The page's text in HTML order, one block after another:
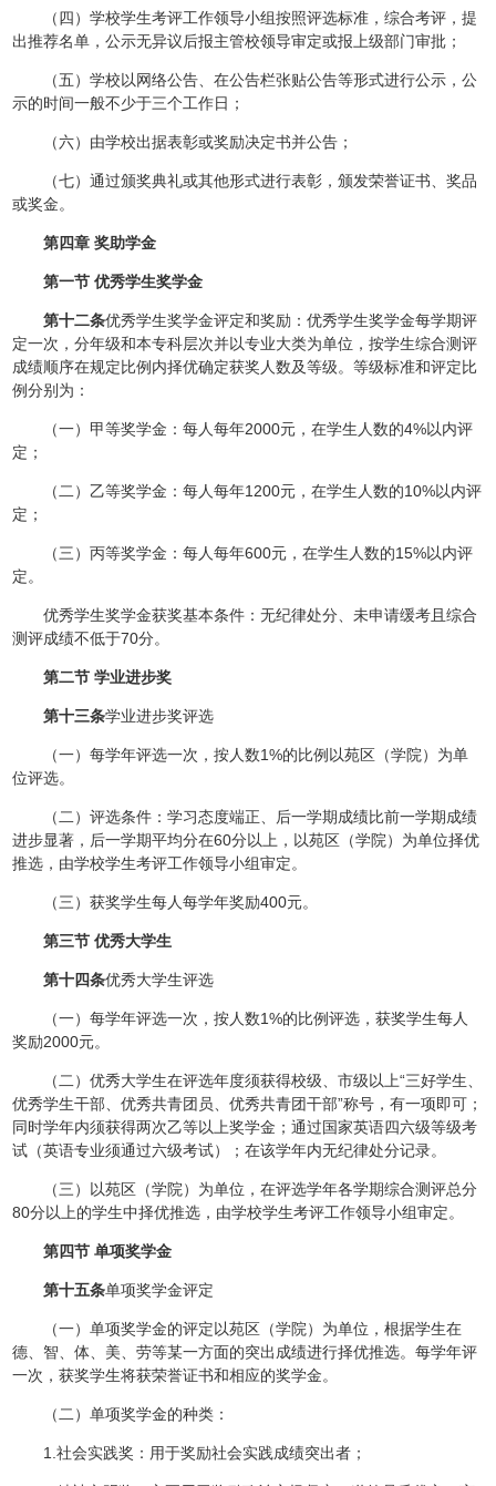
（四）学校学生考评工作领导小组按照评选标准，综合考评，提
出推荐名单，公示无异议后报主管校领导审定或报上级部门审批；
（五）学校以网络公告、在公告栏张贴公告等形式进行公示，公
示的时间一般不少于三个工作日；
（六）由学校出据表彰或奖励决定书并公告；
（七）通过颁奖典礼或其他形式进行表彰，颁发荣誉证书、奖品
或奖金。
第四章 奖助学金
第一节 优秀学生奖学金
第十二条优秀学生奖学金评定和奖励：优秀学生奖学金每学期评
定一次，分年级和本专科层次并以专业大类为单位，按学生综合测评
成绩顺序在规定比例内择优确定获奖人数及等级。等级标准和评定比
例分别为：
（一）甲等奖学金：每人每年2000元，在学生人数的4%以内评
定；
（二）乙等奖学金：每人每年1200元，在学生人数的10%以内评
定；
（三）丙等奖学金：每人每年600元，在学生人数的15%以内评
定。
优秀学生奖学金获奖基本条件：无纪律处分、未申请缓考且综合
测评成绩不低于70分。
第二节 学业进步奖
第十三条学业进步奖评选
（一）每学年评选一次，按人数1%的比例以苑区（学院）为单
位评选。
（二）评选条件：学习态度端正、后一学期成绩比前一学期成绩
进步显著，后一学期平均分在60分以上，以苑区（学院）为单位择优
推选，由学校学生考评工作领导小组审定。
（三）获奖学生每人每学年奖励400元。
第三节 优秀大学生
第十四条优秀大学生评选
（一）每学年评选一次，按人数1%的比例评选，获奖学生每人
奖励2000元。
（二）优秀大学生在评选年度须获得校级、市级以上“三好学生、
优秀学生干部、优秀共青团员、优秀共青团干部”称号，有一项即可；
同时学年内须获得两次乙等以上奖学金；通过国家英语四六级等级考
试（英语专业须通过六级考试）；在该学年内无纪律处分记录。
（三）以苑区（学院）为单位，在评选学年各学期综合测评总分
80分以上的学生中择优推选，由学校学生考评工作领导小组审定。
第四节 单项奖学金
第十五条单项奖学金评定
（一）单项奖学金的评定以苑区（学院）为单位，根据学生在
德、智、体、美、劳等某一方面的突出成绩进行择优推选。每学年评
一次，获奖学生将获荣誉证书和相应的奖学金。
（二）单项奖学金的种类：
1.社会实践奖：用于奖励社会实践成绩突出者；